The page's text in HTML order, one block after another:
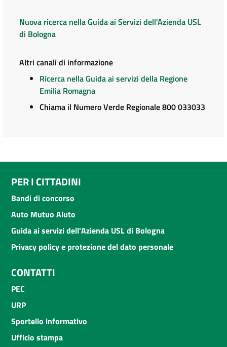
Nuova ricerca nella Guida ai Servizi dell'Azienda USL
di Bologna
Altri canali di informazione
Ricerca nella Guida ai servizi della Regione
Emilia Romagna
Chiama il Numero Verde Regionale 800 033033
PER I CITTADINI
Bandi di concorso
Auto Mutuo Aiuto
Guida ai servizi dell'Azienda USL di Bologna
Privacy policy e protezione del dato personale
CONTATTI
PEC
URP
Sportello informativo
Ufficio stampa